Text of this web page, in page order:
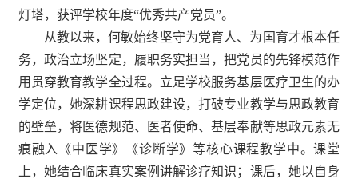
灯塔，获评学校年度“优秀共产党员”。
从教以来，何敏始终坚守为党育人、为国育才根本任
务，政治立场坚定，履职务实担当，把党员的先锋模范作
用贯穿教育教学全过程。立足学校服务基层医疗卫生的办
学定位，她深耕课程思政建设，打破专业教学与思政教育
的壁垒，将医德规范、医者使命、基层奉献等思政元素无
痕融入《中医学》《诊断学》等核心课程教学中。课堂
上，她结合临床真实案例讲解诊疗知识；课后，她以自身